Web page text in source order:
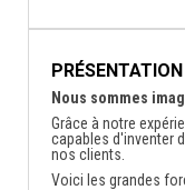
PRÉSENTATION
Nous sommes
Grâce à notre
capables d'inventer
nos clients.
Voici les grandes